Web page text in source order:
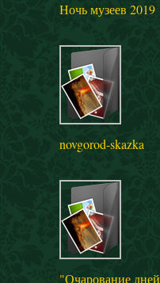
Ночь музеев 2019
novgorod-skazka
"Очарование дней